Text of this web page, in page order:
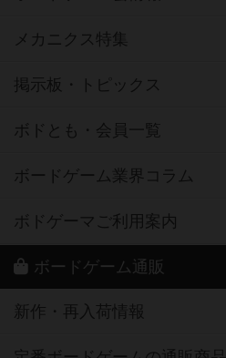
メカニクス特集
掲示板・トピックス
ボドとも・会員一覧
ボードゲーム業界コラム
ボドゲーマご利用案内
ボードゲーム通販
新作・再入荷情報